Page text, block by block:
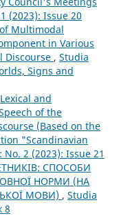
(2023): Issue 20
Multimodal
in Various
Discourse , Studia
Signs and
Lexical and
of the
(Based on the
"Scandinavian
2 (2023): Issue 21
СПОСОБИ
НОРМИ (НА
МОВИ) , Studia
8